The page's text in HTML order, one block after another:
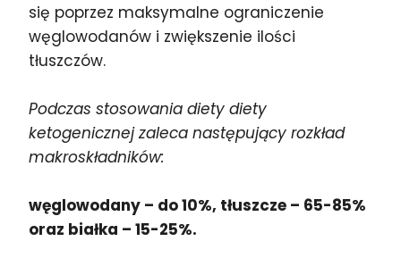
się poprzez maksymalne ograniczenie
węglowodanów i zwiększenie ilości
tłuszczów.
Podczas stosowania diety diety
ketogenicznej zaleca następujący rozkład
makroskładników:
węglowodany – do 10%, tłuszcze – 65-85%
oraz białka – 15-25%.